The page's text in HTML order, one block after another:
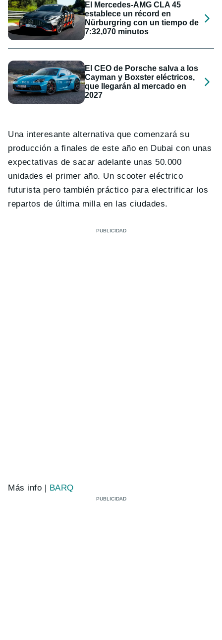
El Mercedes-AMG CLA 45
establece un récord en
Nürburgring con un tiempo de
7:32,070 minutos
El CEO de Porsche salva a los
Cayman y Boxster eléctricos,
que llegarán al mercado en
2027
Una interesante alternativa que comenzará su
producción a finales de este año en Dubai con unas
expectativas de sacar adelante unas 50.000
unidades el primer año. Un scooter eléctrico
futurista pero también práctico para electrificar los
repartos de última milla en las ciudades.
Más info | BARQ